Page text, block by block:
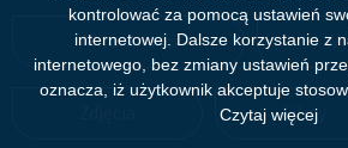
kontrolować za pomocą ustawień
internetowej. Dalsze korzystanie z
internetowego, bez zmiany ustawień
oznacza, iż użytkownik akceptuje
Czytaj więcej
Aktualności
Filmy